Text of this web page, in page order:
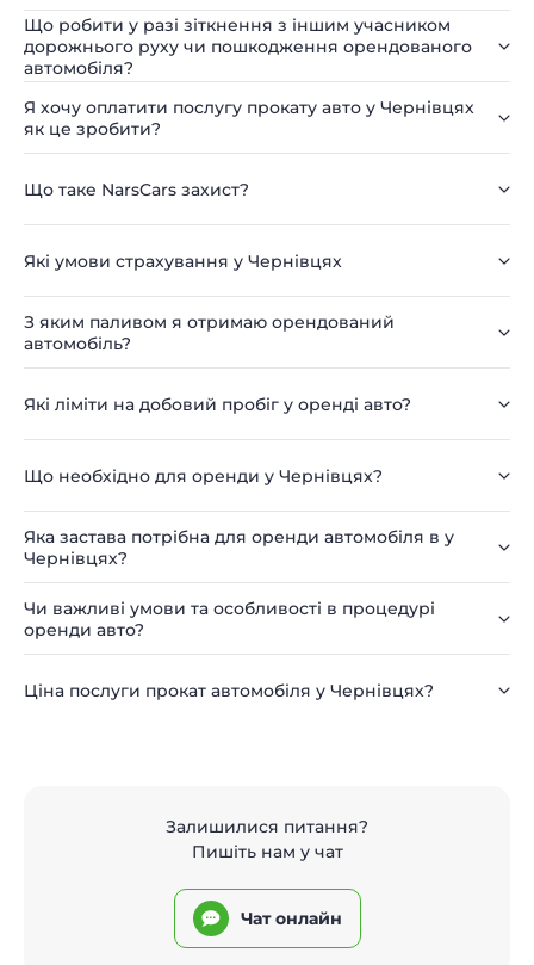
Що робити у разі зіткнення з іншим учасником
дорожнього руху чи пошкодження орендованого
автомобіля?
Я хочу оплатити послугу прокату авто у Чернівцях
як це зробити?
Що таке NarsCars захист?
Які умови страхування у Чернівцях
З яким паливом я отримаю орендований
автомобіль?
Які ліміти на добовий пробіг у оренді авто?
Що необхідно для оренди у Чернівцях?
Яка застава потрібна для оренди автомобіля в у
Чернівцях?
Чи важливі умови та особливості в процедурі
оренди авто?
Ціна послуги прокат автомобіля у Чернівцях?
Залишилися питання?
Пишіть нам у чат
Чат онлайн